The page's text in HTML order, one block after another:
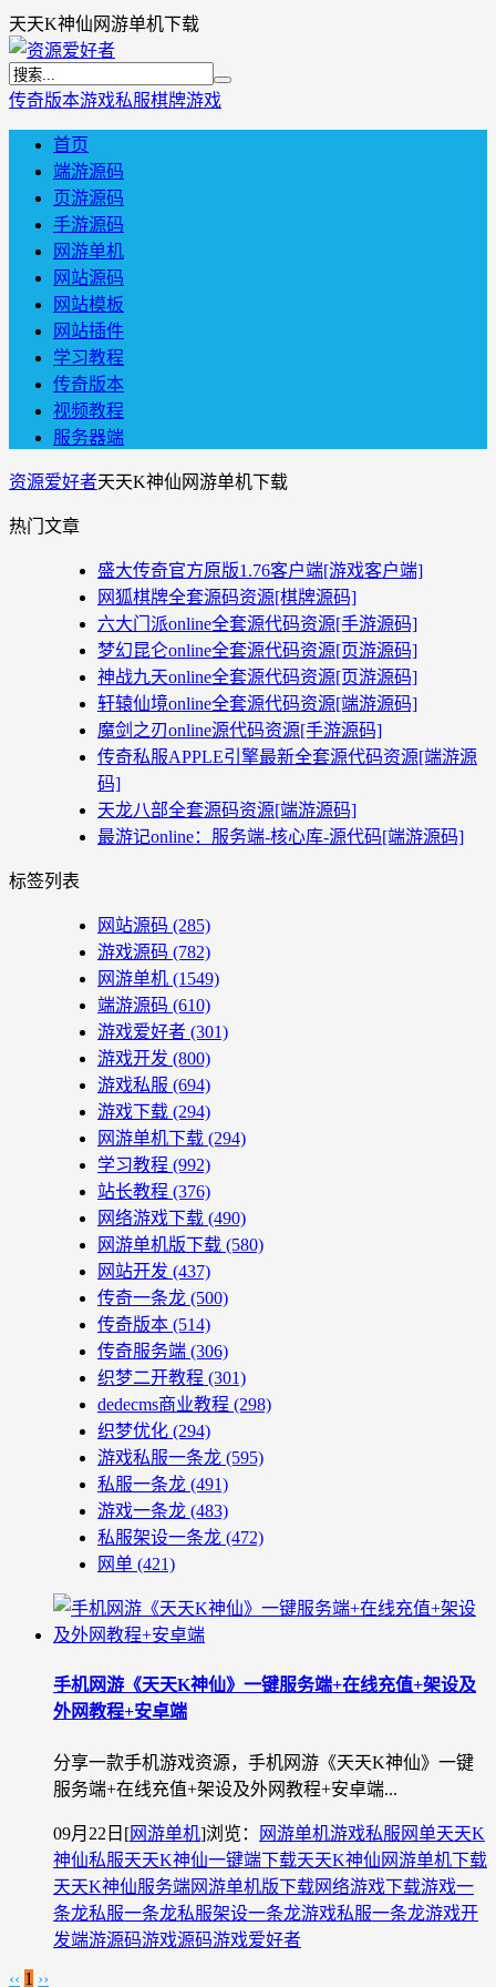
天天K神仙网游单机下载
传奇版本游戏私服棋牌游戏
首页
端游源码
页游源码
手游源码
网游单机
网站源码
网站模板
网站插件
学习教程
传奇版本
视频教程
服务器端
资源爱好者天天K神仙网游单机下载
热门文章
盛大传奇官方原版1.76客户端[游戏客户端]
网狐棋牌全套源码资源[棋牌源码]
六大门派online全套源代码资源[手游源码]
梦幻昆仑online全套源代码资源[页游源码]
神战九天online全套源代码资源[页游源码]
轩辕仙境online全套源代码资源[端游源码]
魔剑之刃online源代码资源[手游源码]
传奇私服APPLE引擎最新全套源代码资源[端游源
码]
天龙八部全套源码资源[端游源码]
最游记online：服务端-核心库-源代码[端游源码]
标签列表
网站源码 (285)
游戏源码 (782)
网游单机 (1549)
端游源码 (610)
游戏爱好者 (301)
游戏开发 (800)
游戏私服 (694)
游戏下载 (294)
网游单机下载 (294)
学习教程 (992)
站长教程 (376)
网络游戏下载 (490)
网游单机版下载 (580)
网站开发 (437)
传奇一条龙 (500)
传奇版本 (514)
传奇服务端 (306)
织梦二开教程 (301)
dedecms商业教程 (298)
织梦优化 (294)
游戏私服一条龙 (595)
私服一条龙 (491)
游戏一条龙 (483)
私服架设一条龙 (472)
网单 (421)
手机网游《天天K神仙》一键服务端+在线充值+架设及
外网教程+安卓端
分享一款手机游戏资源，手机网游《天天K神仙》一键
服务端+在线充值+架设及外网教程+安卓端...
09月22日 [网游单机]浏览： 网游单机游戏私服 网单天天K
神仙私服天天K神仙一键端下载天天K神仙网游单机下载
天天K神仙服务端网游单机版下载网络游戏下载游戏一
条龙私服一条龙私服架设一条龙游戏私服一条龙游戏开
发端游源码游戏源码游戏爱好者
‹‹ 1 ››